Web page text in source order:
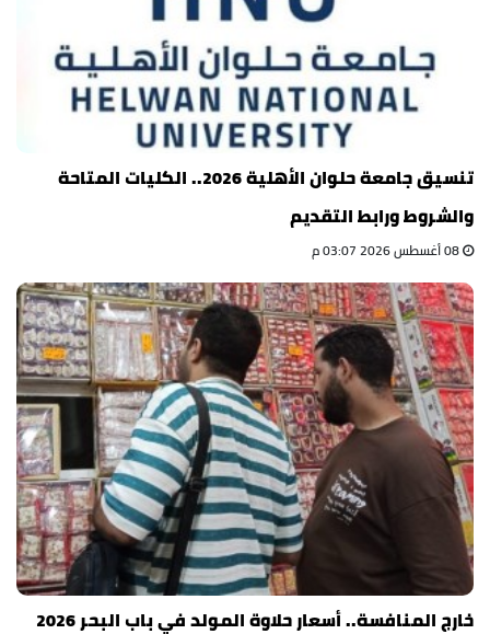
تنسيق جامعة حلوان الأهلية 2026.. الكليات المتاحة
والشروط ورابط التقديم
خارج المنافسة.. أسعار حلاوة المولد في باب البحر 2026